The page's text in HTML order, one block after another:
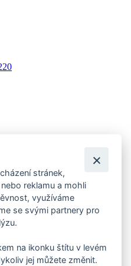
regulací
stránek,
reklamu a mohli
využíváme
se svými partnery pro
na ikonku štítu v levém
jej můžete změnit.